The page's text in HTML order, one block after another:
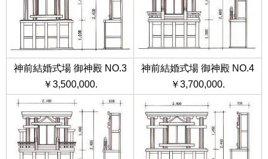
神前結婚式場 御神殿 NO.3
￥3,500,000.
神前結婚式場 御神殿 NO.4
￥3,700,000.